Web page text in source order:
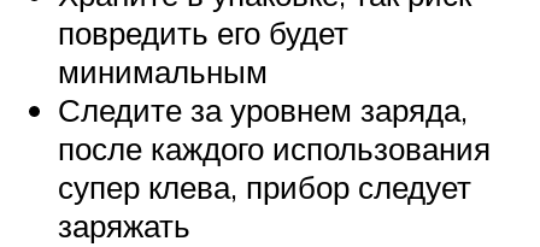
повредить его будет
минимальным
Следите за уровнем заряда,
после каждого использования
супер клева, прибор следует
заряжать